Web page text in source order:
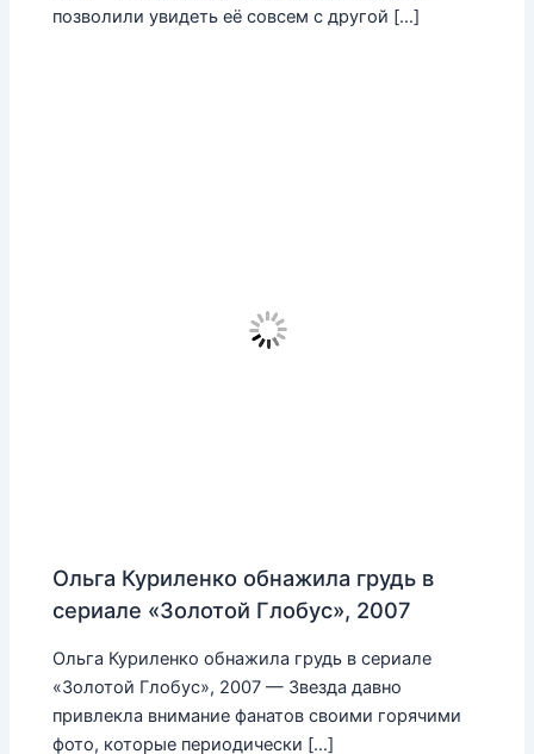
позволили увидеть её совсем с другой […]
Ольга Куриленко обнажила грудь в
сериале «Золотой Глобус», 2007
Ольга Куриленко обнажила грудь в сериале
«Золотой Глобус», 2007 — Звезда давно
привлекла внимание фанатов своими горячими
фото, которые периодически […]